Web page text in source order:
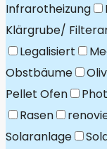
Infrarotheizung
Klärgrube/
Legalisiert
Obstbäume
Pellet Ofen
Rasen
Solaranlage